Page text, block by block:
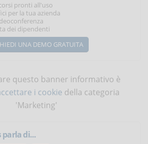
pronti all'uso
per la tua azienda
dei dipendenti
UNA DEMO GRATUITA
questo banner informativo è
i cookie della categoria
'Marketing'
parla di...